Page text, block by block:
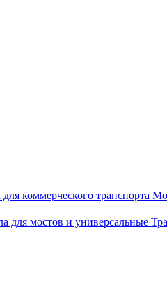
коммерческого транспорта
для мостов и универсальные